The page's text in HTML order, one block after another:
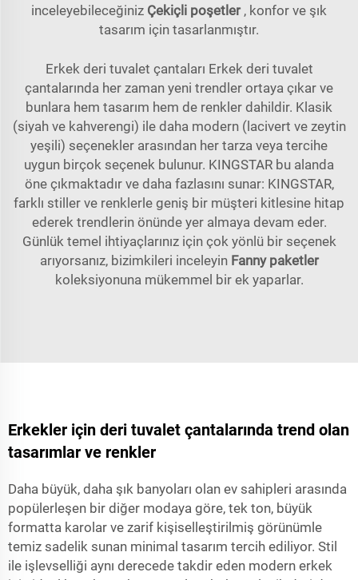
inceleyebileceğiniz Çekiçli poşetler , konfor ve şık
tasarım için tasarlanmıştır.
Erkek deri tuvalet çantaları Erkek deri tuvalet
çantalarında her zaman yeni trendler ortaya çıkar ve
bunlara hem tasarım hem de renkler dahildir. Klasik
(siyah ve kahverengi) ile daha modern (lacivert ve zeytin
yeşili) seçenekler arasından her tarza veya tercihe
uygun birçok seçenek bulunur. KINGSTAR bu alanda
öne çıkmaktadır ve daha fazlasını sunar: KINGSTAR,
farklı stiller ve renklerle geniş bir müşteri kitlesine hitap
ederek trendlerin önünde yer almaya devam eder.
Günlük temel ihtiyaçlarınız için çok yönlü bir seçenek
arıyorsanız, bizimkileri inceleyin Fanny paketler
koleksiyonuna mükemmel bir ek yaparlar.
Erkekler için deri tuvalet çantalarında trend olan
tasarımlar ve renkler
Daha büyük, daha şık banyoları olan ev sahipleri arasında
popülerleşen bir diğer modaya göre, tek ton, büyük
formatta karolar ve zarif kişiselleştirilmiş görünümle
temiz sadelik sunan minimal tasarım tercih ediliyor. Stil
ile işlevselliği aynı derecede takdir eden modern erkek